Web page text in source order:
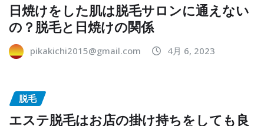
日焼けをした肌は脱毛サロンに通えない
の？脱毛と日焼けの関係
pikakichi2015@gmail.com 4月 6, 2023
脱毛
エステ脱毛はお店の掛け持ちをしても良